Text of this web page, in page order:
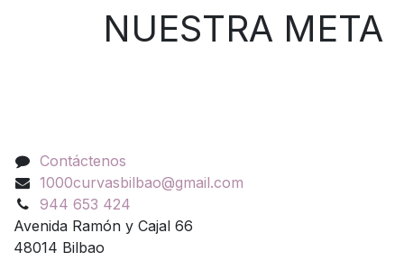
NUESTRA META
Contáctenos
1000curvasbilbao@gmail.com
944 653 424
Avenida Ramón y Cajal 66
48014 Bilbao